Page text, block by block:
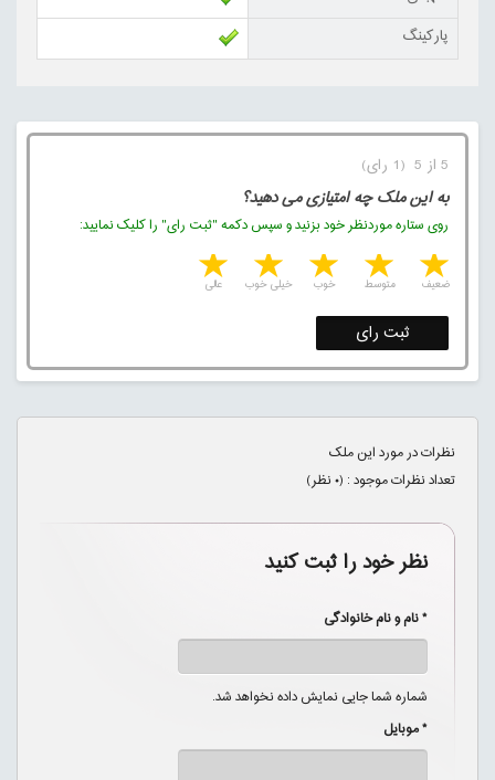
پارکینگ
5 از 5 (1 رای)
به این ملک چه امتیازی می دهید؟
روی ستاره موردنظر خود بزنید و سپس دکمه "ثبت رای" را کلیک نمایید:
4 stars 3 stars 2 stars 1 star عالی خیلی خوب خوب متوسط ضعیف
ثبت رای
نظرات در مورد این ملک
تعداد نظرات موجود : (۰نظر)
نظر خود را ثبت کنید
* نام و نام خانوادگی
شماره شما جایی نمایش داده نخواهد شد.
* موبایل